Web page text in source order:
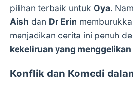
pilihan terbaik untuk Oya.
Aish dan Dr Erin
menjadikan cerita ini penuh
kekeliruan yang menggelikan
Konflik dan Komedi